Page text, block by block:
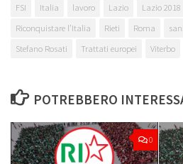
FSI
Italia lavoro Lazio Lazio 2018
Riconquistare l’Italia
Rieti Roma
Stefano Rosati
Trattati europei Viterbo
POTREBBERO
0